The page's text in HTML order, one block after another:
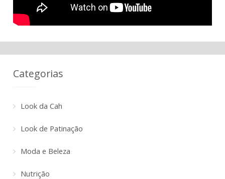
Categorias
Look da Cah
Look de Patinação
Moda e Beleza
Nutrição